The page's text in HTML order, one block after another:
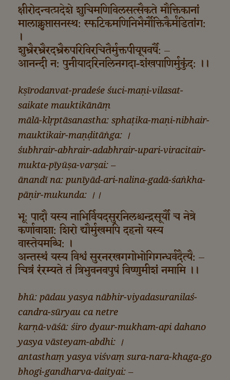
क्षीरोदन्वत्प्रदेशे शुचिमणिविलसत्सैकते मौक्तिकानां
मालाक्लृप्तासनस्थ: स्फटिकमणिनिभैर्मौक्तिकैर्मंडितांग:
।
शुभ्रैरभ्रैरदभ्रैरुपरिविरचितैर्मुक्तपीयूषवर्षै: –
आनन्दी न: पुनीयादरिनलिनगदा-शंखपाणिर्मुकुंद: ।।
kṣīrodanvat-pradeśe śuci-maṇi-vilasat-
saikate mauktikānāṃ
mālā-klṛptāsanastha: sphaṭika-maṇi-nibhair-
mauktikair-maṇḍitāṅga: ।
śubhrair-abhrair-adabhrair-upari-viracitair-
mukta-pīyūṣa-varṣai: –
ānandī na: punīyād-ari-nalina-gadā-śaṅkha-
pāṇir-mukunda: ।।
भू: पादौ यस्य नाभिर्वियदसुरनिलश्चन्द्रसूर्यौ च नेत्रे
कर्णावाशा: शिरो द्यौर्मुखमपि दहनो यस्य
वास्तेयमब्धि: ।
अन्तस्थं यस्य विश्वं सुरनरखगगोभोगिगन्धर्वदैत्यै: –
चित्रं रंरम्यते तं त्रिभुवनवपुषं विष्णुमीशं नमामि ।।
bhū: pādau yasya nābhir-viyadasuranilaś-
candra-sūryau ca netre
karṇā-vāśā: śiro dyaur-mukham-api dahano
yasya vāsteyam-abdhi: ।
antasthaṃ yasya viśvaṃ sura-nara-khaga-go
bhogi-gandharva-daityai: –